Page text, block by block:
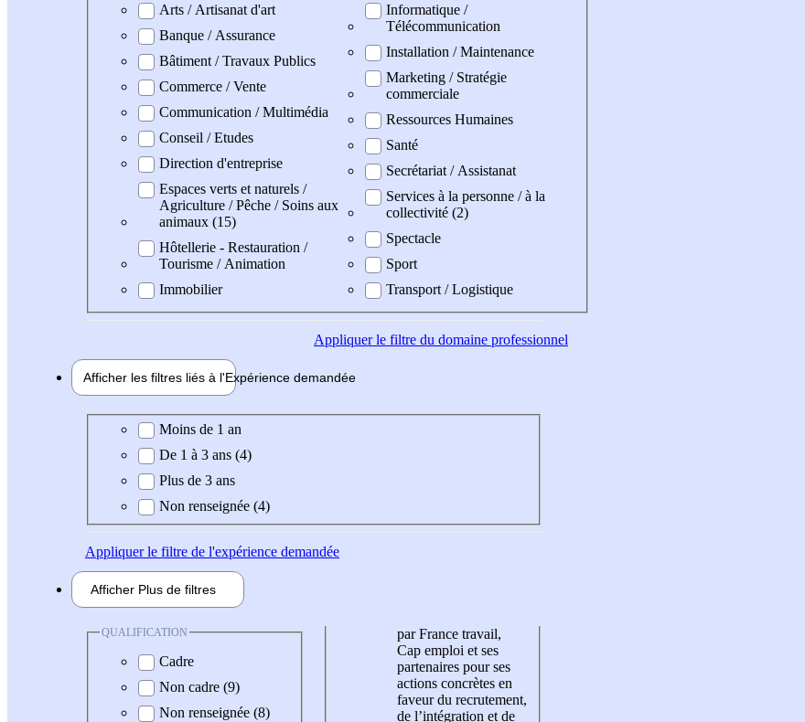
Arts / Artisanat d'art
Banque / Assurance
Bâtiment / Travaux Publics
Commerce / Vente
Communication / Multimédia
Conseil / Etudes
Direction d'entreprise
Espaces verts et naturels /
Agriculture / Pêche / Soins aux
animaux (15)
Hôtellerie - Restauration /
Tourisme / Animation
Immobilier
Informatique /
Télécommunication
Installation / Maintenance
Marketing / Stratégie
commerciale
Ressources Humaines
Santé
Secrétariat / Assistanat
Services à la personne / à la
collectivité (2)
Spectacle
Sport
Transport / Logistique
Appliquerle filtre du domaine professionnel
Afficher les filtres liés à l'Expérience demandée
Expérience demandée
Moins de 1 an
De 1 à 3 ans (4)
Plus de 3 ans
Non renseignée (4)
Appliquerle filtre de l'expérience demandée
Afficher Plus de filtres
QUALIFICATION
Cadre
Non cadre (9)
Non renseignée (8)
par France travail,
Cap emploi et ses
partenaires pour ses
actions concrètes en
faveur du recrutement,
de l’intégration et de